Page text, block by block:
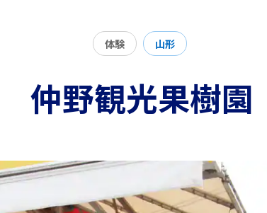
体験 山形
仲野観光果樹園